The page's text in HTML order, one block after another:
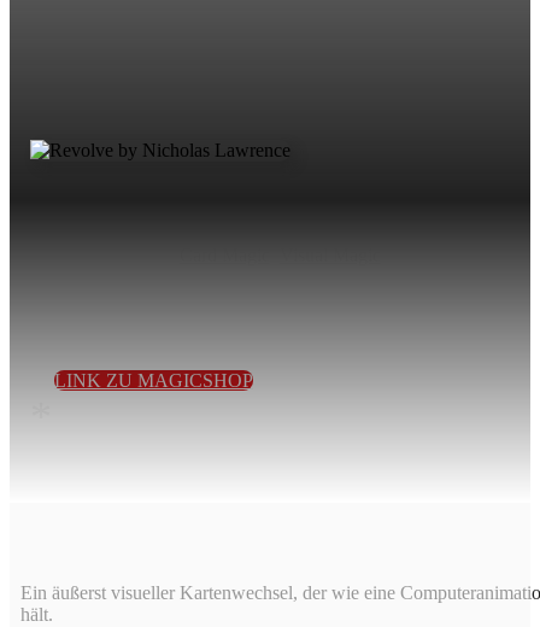
LINK ZU MAGICSHOP
*
Ein äußerst visueller Kartenwechsel, der wie eine
hält.